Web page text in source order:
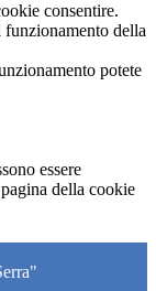
consentire.
della
potete
essere
della cookie